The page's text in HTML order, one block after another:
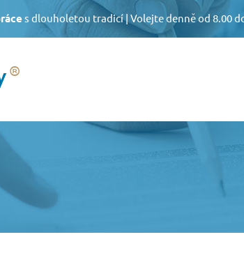
s dlouholetou tradicí| Volejte denně od 8.00
PRO KLIENTY